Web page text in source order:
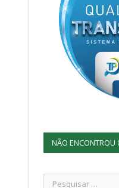
NÃO ENCONTROU